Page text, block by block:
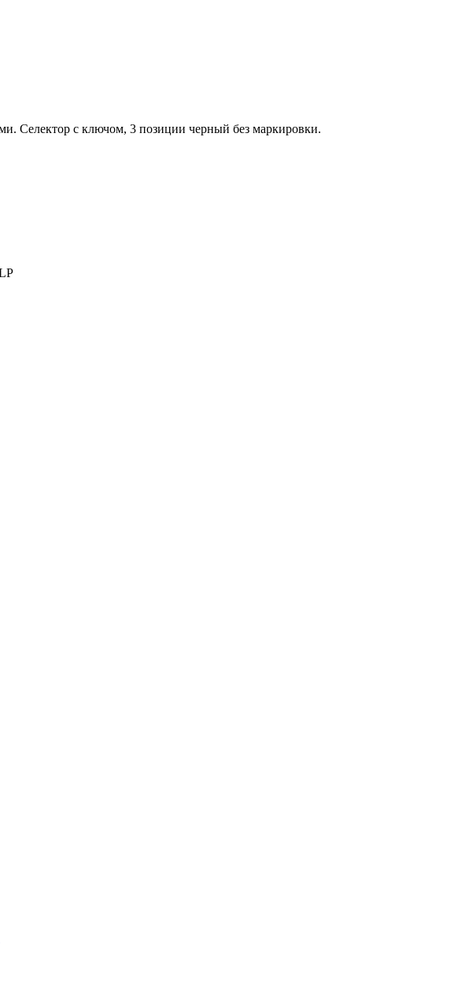
Селектор с ключом, 3 позиции черный без маркировки.